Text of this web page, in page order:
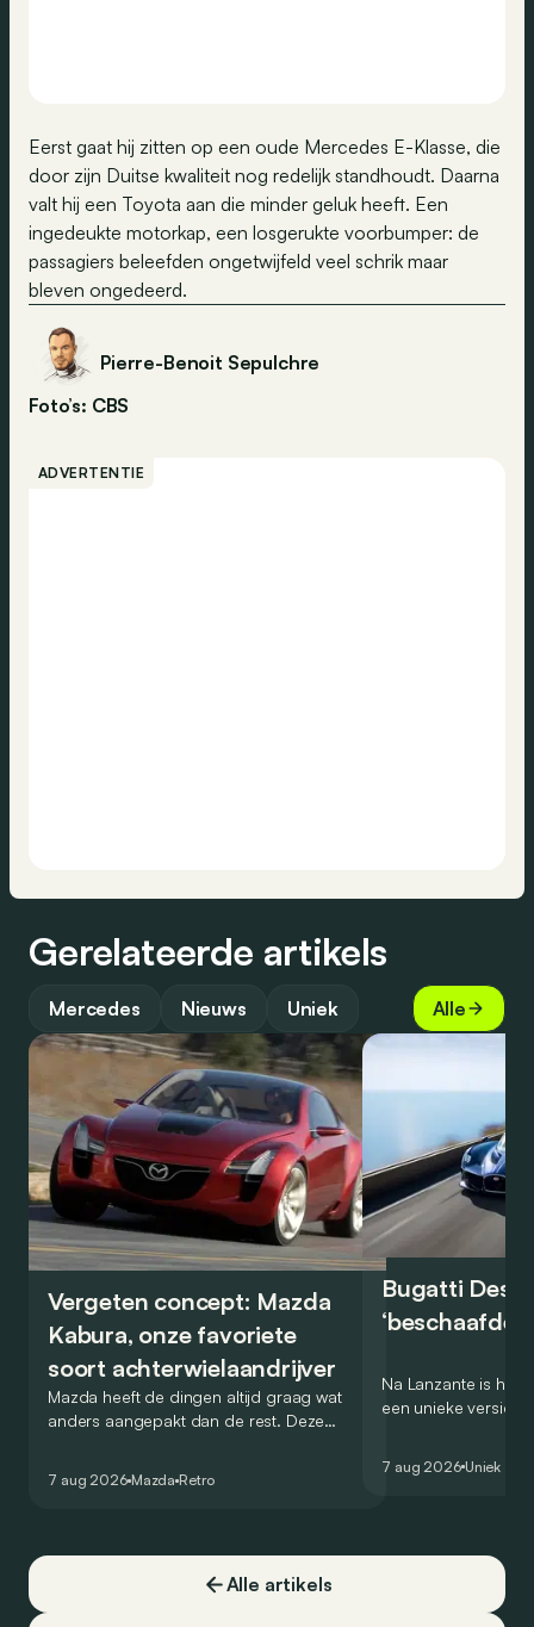
Eerst gaat hij zitten op een oude Mercedes E-Klasse, die
door zijn Duitse kwaliteit nog redelijk standhoudt. Daarna
valt hij een Toyota aan die minder geluk heeft. Een
ingedeukte motorkap, een losgerukte voorbumper: de
passagiers beleefden ongetwijfeld veel schrik maar
bleven ongedeerd.
Pierre-Benoit Sepulchre
Foto’s: CBS
ADVERTENTIE
Gerelateerde artikels
Mercedes Nieuws Uniek Alle
Vergeten concept: Mazda
Kabura, onze favoriete
soort achterwielaandrijver
Mazda heeft de dingen altijd graag wat
anders aangepakt dan de rest. Deze
7 aug 2026 Mazda Retro
Bugatti
‘beschaafde’
Na Lanzante is het
een unieke versie
7 aug 2026 Uniek
Alle artikels